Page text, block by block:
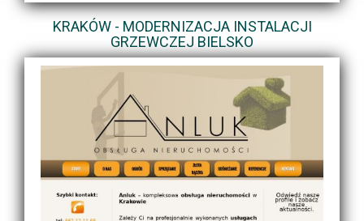
KRAKÓW - MODERNIZACJA INSTALACJI
GRZEWCZEJ BIELSKO